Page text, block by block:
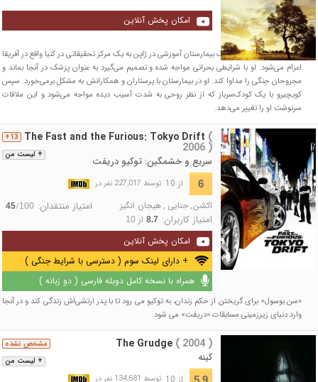
امکان پخش آنلاین
کویچیرو شیمادا از سوی یک بیمارستان آموزشی در ژاپن به یک مرکز تحقیقاتی در کنیا واقع در آفریقا
اعزام می‌شود. او با شرایطی بحرانی مواجه شده و تصمیم می‌گیرد به عنوان پزشک در آنجا بماند و
مجروحان جنگی را مداوا کند. او در بیمارستان با پرستاران و همکارانش به مشکل برمی‌خورد. سپس
کویچیرو با یک کودک‌سرباز که از نظر روحی به شدت آسیب دیده مواجه می‌شود و این ملاقات
سرنوشت او را تغییر می‌دهد.
+ لیست من
13+ The Fast and the Furious: Tokyo Drift (
2006 )
سریع و خشمگین: توکیو دریفت
6 از 10 توسط 227,017 نفر در
اکشن,جنایی ,هیجان انگیز امتیاز منتقدان: 45/100
امتیاز کاربران: 8.7از 10
امکان پخش آنلاین
+ دارای لینک سوم ( دسترسی با شرایط جنگی )
همراه با نسخه کامل دوبله فارسی ( دو زبانه )
«سن بوسول» برای گریختن از حکم زندان، به توکیو می رود تا با پدر ارتشی‌اش زندگی کند و در آنجا
وارد دنیای زیرزمینی مسابقات «دریفت» می شود.
+ لیست من
مشخص نشده The Grudge ( 2004 )
کینه
5.9 از 10 توسط 134,681 نفر در